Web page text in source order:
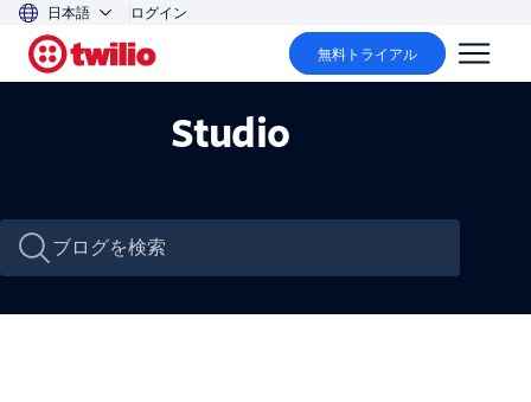
日本語 ログイン
無料トライアル
Studio